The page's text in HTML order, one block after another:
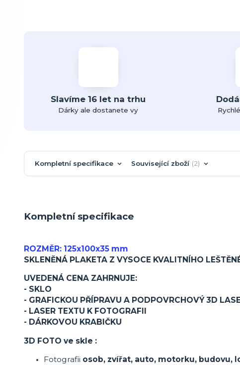
Slavíme 16 let na trhu
Dárky ale dostanete vy
Kompletní specifikace Související zboží 2
Kompletní specifikace
ROZMĚR: 125x100x35 mm
SKLENĚNÁ PLAKETA Z VYSOCE KVALITNÍHO
UVEDENÁ CENA ZAHRNUJE:
- SKLO
- GRAFICKOU PŘÍPRAVU A PODPOVRCHOVÝ 3D
- LASER TEXTU K FOTOGRAFII
- DÁRKOVOU KRABIČKU
3D FOTO ve skle :
Fotografii osob, zvířat, auto, motorku, budovu,